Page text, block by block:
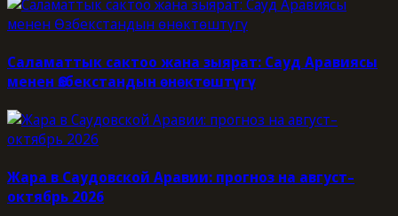
Саламаттык сактоо жана зыярат: Сауд Аравиясы
менен Өзбекстандын өнөктөштүгү
Жара в Саудовской Аравии: прогноз на август–
октябрь 2026